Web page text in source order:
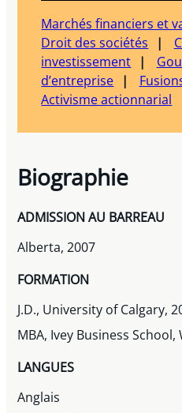
Marchés financiers et
Droit des sociétés
investissement
d’entreprise
Activisme actionnarial
Biographie
ADMISSION AU BARREAU
Alberta, 2007
FORMATION
J.D., University of Calgary,
MBA, Ivey Business
LANGUES
Anglais